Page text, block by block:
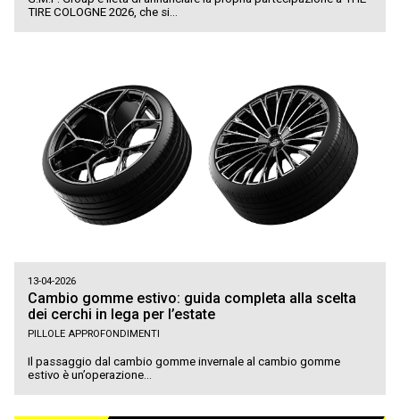
TIRE COLOGNE 2026, che si...
13-04-2026
Cambio gomme estivo: guida completa alla scelta
dei cerchi in lega per l’estate
PILLOLE APPROFONDIMENTI
Il passaggio dal cambio gomme invernale al cambio gomme
estivo è un’operazione...